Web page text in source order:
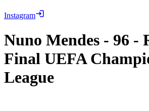
Instagram
Nuno Mendes - 96 -
Final UEFA
League